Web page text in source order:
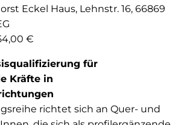
Haus, Lehnstr. 16, 66869
€
für
Kräfte in
richtet sich an Quer- und